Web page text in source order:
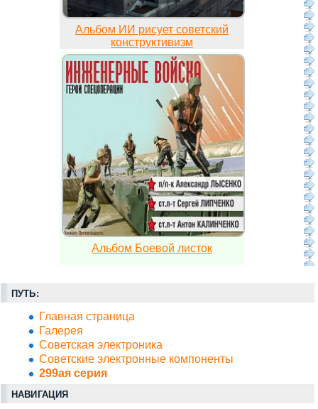
Альбом ИИ рисует советский
конструктивизм
Альбом Боевой листок
ПУТЬ:
Главная страница
Галерея
Советская электроника
Советские электронные компоненты
299ая серия
НАВИГАЦИЯ